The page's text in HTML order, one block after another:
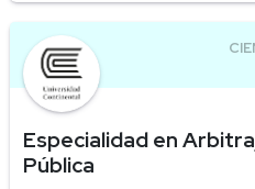
Especialidad en
Pública